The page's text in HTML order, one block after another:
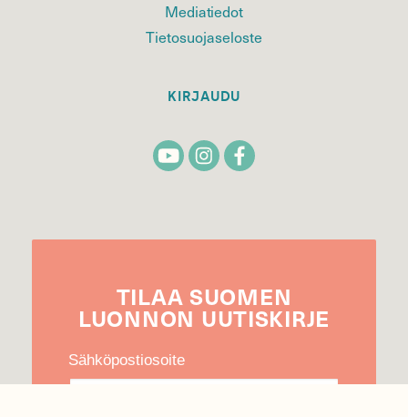
Mediatiedot
Tietosuojaseloste
KIRJAUDU
TILAA SUOMEN
LUONNON UUTIS­KIRJE
Sähköpostiosoite